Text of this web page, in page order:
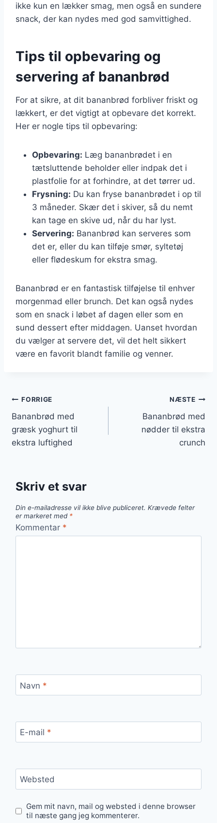
ikke kun en lækker smag, men også en sundere
snack, der kan nydes med god samvittighed.
Tips til opbevaring og
servering af bananbrød
For at sikre, at dit bananbrød forbliver friskt og
lækkert, er det vigtigt at opbevare det korrekt.
Her er nogle tips til opbevaring:
Opbevaring: Læg bananbrødet i en
tætsluttende beholder eller indpak det i
plastfolie for at forhindre, at det tørrer ud.
Frysning: Du kan fryse bananbrødet i op til
3 måneder. Skær det i skiver, så du nemt
kan tage en skive ud, når du har lyst.
Servering: Bananbrød kan serveres som
det er, eller du kan tilføje smør, syltetøj
eller flødeskum for ekstra smag.
Bananbrød er en fantastisk tilføjelse til enhver
morgenmad eller brunch. Det kan også nydes
som en snack i løbet af dagen eller som en
sund dessert efter middagen. Uanset hvordan
du vælger at servere det, vil det helt sikkert
være en favorit blandt familie og venner.
Indlægsnavigation
FORRIGE
Bananbrød med
græsk yoghurt til
ekstra luftighed
NÆSTE
Bananbrød med
nødder til ekstra
crunch
Skriv et svar
Din e-mailadresse vil ikke blive publiceret. Krævede felter
er markeret med *
Kommentar *
Navn *
E-mail *
Websted
Gem mit navn, mail og websted i denne browser
til næste gang jeg kommenterer.